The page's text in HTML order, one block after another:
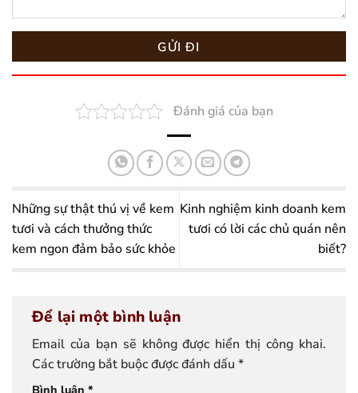
Đánh giá của bạn
Những sự thật thú vị về kem
tươi và cách thưởng thức
kem ngon đảm bảo sức khỏe
Kinh nghiệm kinh doanh kem
tươi có lời các chủ quán nên
biết?
Để lại một bình luận
Email của bạn sẽ không được hiển thị công khai.
Các trường bắt buộc được đánh dấu *